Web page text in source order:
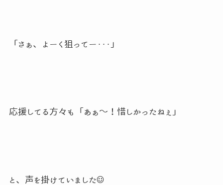
「さぁ、よーく狙ってー・・・」
応援してる方々も「あぁ～！惜しかったねぇ」
と、声を掛けていました☺